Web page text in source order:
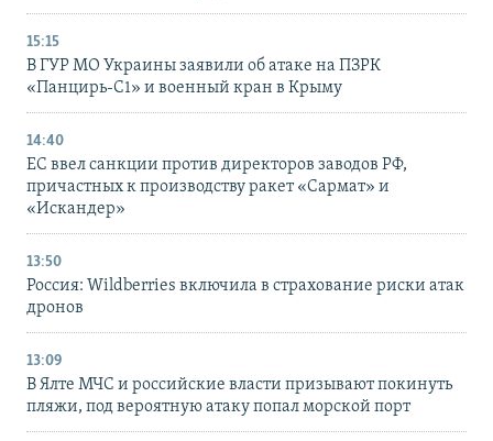
15:15
В ГУР МО Украины заявили об атаке на ПЗРК
«Панцирь-С1» и военный кран в Крыму
14:40
ЕС ввел санкции против директоров заводов РФ,
причастных к производству ракет «Сармат» и
«Искандер»
13:50
Россия: Wildberries включила в страхование риски атак
дронов
13:09
В Ялте МЧС и российские власти призывают покинуть
пляжи, под вероятную атаку попал морской порт